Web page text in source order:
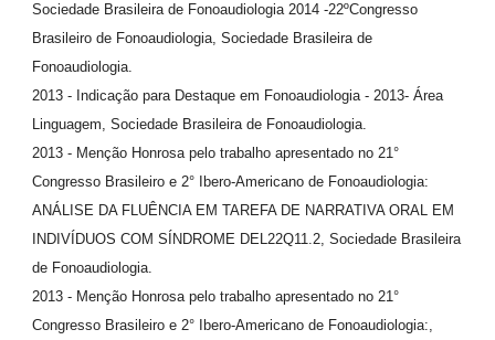
Sociedade Brasileira de Fonoaudiologia 2014 -22ºCongresso
Brasileiro de Fonoaudiologia, Sociedade Brasileira de
Fonoaudiologia.
2013 - Indicação para Destaque em Fonoaudiologia - 2013- Área
Linguagem, Sociedade Brasileira de Fonoaudiologia.
2013 - Menção Honrosa pelo trabalho apresentado no 21°
Congresso Brasileiro e 2° Ibero-Americano de Fonoaudiologia:
ANÁLISE DA FLUÊNCIA EM TAREFA DE NARRATIVA ORAL EM
INDIVÍDUOS COM SÍNDROME DEL22Q11.2, Sociedade Brasileira
de Fonoaudiologia.
2013 - Menção Honrosa pelo trabalho apresentado no 21°
Congresso Brasileiro e 2° Ibero-Americano de Fonoaudiologia:,